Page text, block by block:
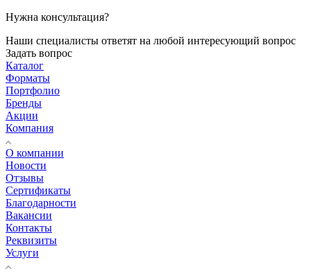
Нужна консультация?
Наши специалисты ответят на любой интересующий вопрос
Задать вопрос
Каталог
Форматы
Портфолио
Бренды
Акции
Компания
О компании
Новости
Отзывы
Сертификаты
Благодарности
Вакансии
Контакты
Реквизиты
Услуги